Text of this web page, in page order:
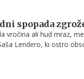
spopada
vročina ali hud mraz,
Lendero, ki ostro